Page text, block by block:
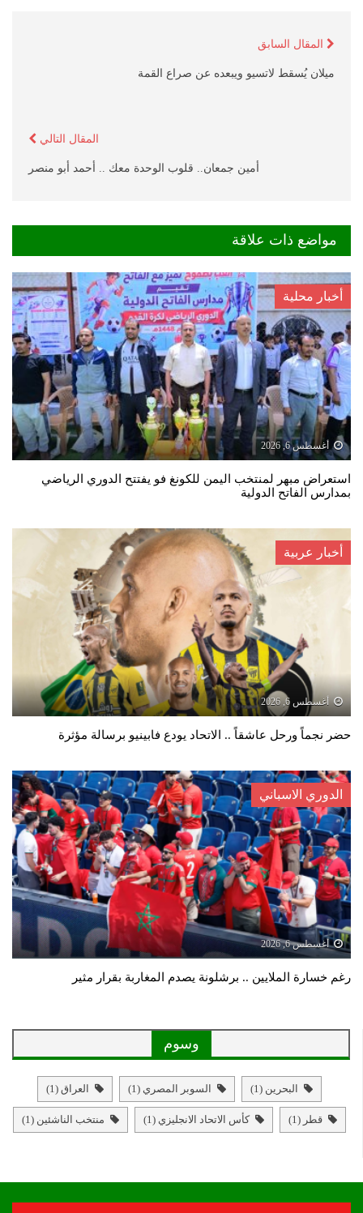
المقال السابق
ميلان يُسقط لاتسيو ويبعده عن صراع القمة
المقال التالي
أمين جمعان.. قلوب الوحدة معك .. أحمد أبو منصر
مواضع ذات علاقة
أخبار محلية
أغسطس 6, 2026
استعراض مبهر لمنتخب اليمن للكونغ فو يفتتح الدوري الرياضي
بمدارس الفاتح الدولية
أخبار عربية
أغسطس 6, 2026
حضر نجماً ورحل عاشقاً .. الاتحاد يودع فابينيو برسالة مؤثرة
الدوري الاسباني
أغسطس 6, 2026
رغم خسارة الملايين .. برشلونة يصدم المغاربة بقرار مثير
وسوم
البحرين (1) السوبر المصري (1) العراق (1)
قطر (1) كأس الاتحاد الانجليزي (1) منتخب الناشئين (1)